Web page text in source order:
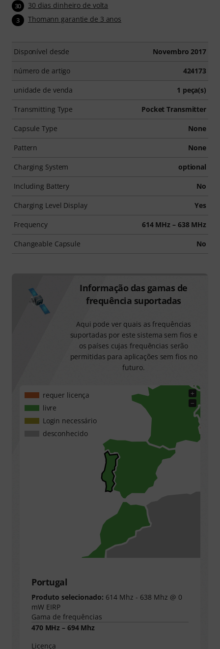
30 30 dias dinheiro de volta
3 Thomann garantie de 3 anos
Disponível desde Novembro 2017
número de artigo 424173
unidade de venda 1 peça(s)
Transmitting Type Pocket Transmitter
Capsule Type None
Pattern None
Charging System optional
Including Battery No
Charging Level Display Yes
Frequency 614 MHz – 638 MHz
Changeable Capsule No
Informação das gamas de
frequência suportadas
Aqui pode ver quais as frequências
suportadas por este sistema sem fios e
os países cujas frequências serão
permitidas para aplicações sem fios no
futuro.
+
−
requer licença
livre
Login necessário
desconhecido
Portugal
Produto selecionado: 614 Mhz - 638 Mhz @ 0
mW EIRP
Gama de frequências
470 MHz – 694 Mhz
Licença